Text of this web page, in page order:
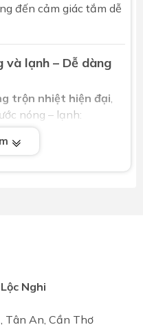
đến cảm giác tắm dễ
và lạnh – Dễ dàng
trộn nhiệt hiện đại
nóng – lạnh:
có thể điều chỉnh
nhanh chóng
– Sáng bóng và
1113S-4C tay
Nghi
Tân An, Cần Thơ